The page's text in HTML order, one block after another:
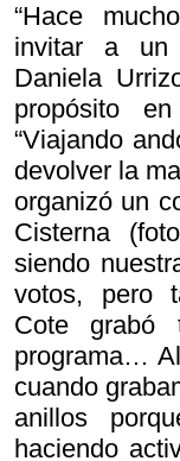
“Hace
invitar a un
Daniela
propósito
“Viajando
devolver la
organizó un
Cisterna
siendo
votos, pero
Cote
programa…
cuando
anillos
haciendo